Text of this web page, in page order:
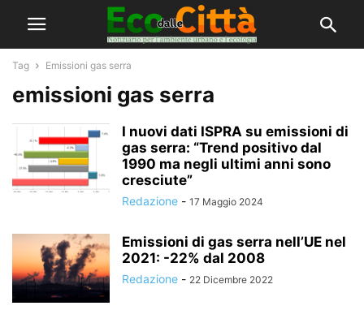
Tag Emissioni gas serra
emissioni gas serra
I nuovi dati ISPRA su emissioni di
gas serra: “Trend positivo dal
1990 ma negli ultimi anni sono
cresciute”
Redazione - 17 Maggio 2024
Emissioni di gas serra nell’UE nel
2021: -22% dal 2008
Redazione - 22 Dicembre 2022